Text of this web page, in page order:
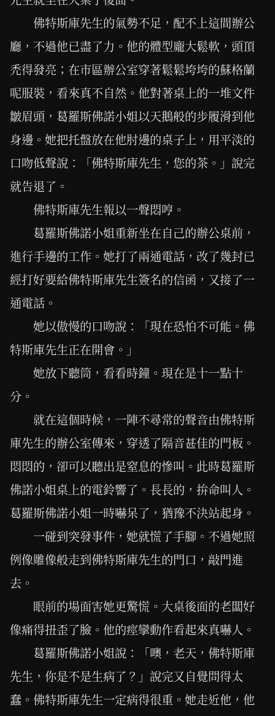
佛特斯庫先生的氣勢不足，配不上這間辦公
廳，不過他已盡了力。他的體型龐大鬆軟，頭頂
禿得發亮；在市區辦公室穿著鬆鬆垮垮的蘇格蘭
呢服裝，看來真不自然。他對著桌上的一堆文件
皺眉頭，葛羅斯佛諾小姐以天鵝般的步履滑到他
身邊。她把托盤放在他肘邊的桌子上，用平淡的
口吻低聲說：「佛特斯庫先生，您的茶。」說完
就告退了。
佛特斯庫先生報以一聲悶哼。
葛羅斯佛諾小姐重新坐在自己的辦公桌前，
進行手邊的工作。她打了兩通電話，改了幾封已
經打好要給佛特斯庫先生簽名的信函，又接了一
通電話。
她以傲慢的口吻說：「現在恐怕不可能。佛
特斯庫先生正在開會。」
她放下聽筒，看看時鐘。現在是十一點十
分。
就在這個時候，一陣不尋常的聲音由佛特斯
庫先生的辦公室傳來，穿透了隔音甚佳的門板。
悶悶的，卻可以聽出是窒息的慘叫。此時葛羅斯
佛諾小姐桌上的電鈴響了。長長的，拚命叫人。
葛羅斯佛諾小姐一時嚇呆了，猶豫不決站起身。
一碰到突發事件，她就慌了手腳。不過她照
例像雕像般走到佛特斯庫先生的門口，敲門進
去。
眼前的場面害她更驚慌。大桌後面的老闆好
像痛得扭歪了臉。他的痙攣動作看起來真嚇人。
葛羅斯佛諾小姐說：「噢，老天，佛特斯庫
先生，你是不是生病了？」說完又自覺問得太
蠢。佛特斯庫先生一定病得很重。她走近他，他